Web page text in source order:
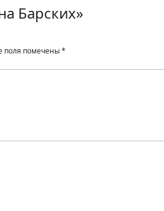
Барских»
поля помечены*